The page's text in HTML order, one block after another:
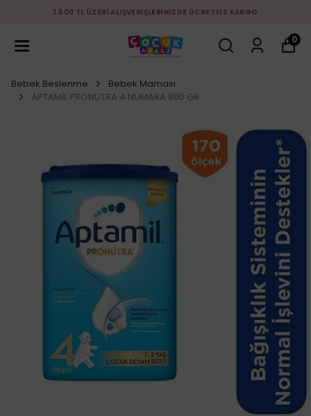
1.500 TL ÜZERİ ALIŞVERİŞLERİNİZDE ÜCRETSİZ KARGO
0
Bebek Beslenme
Bebek Maması
APTAMİL PRONUTRA 4 NUMARA 800 GR